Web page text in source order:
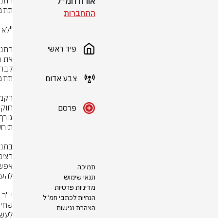
התחברות
פיד ראשי
צבע אדום
פרסם
תמיכה
תנאי שימוש
מדיניות פרטיות
הנחיות לכתבי חמ״ל
הצהרת נגישות